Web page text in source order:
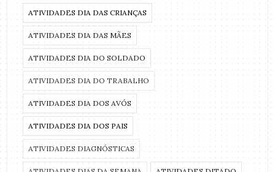
ATIVIDADES DIA DAS CRIANÇAS
ATIVIDADES DIA DAS MÃES
ATIVIDADES DIA DO SOLDADO
ATIVIDADES DIA DO TRABALHO
ATIVIDADES DIA DOS AVÓS
ATIVIDADES DIA DOS PAIS
ATIVIDADES DIAGNÓSTICAS